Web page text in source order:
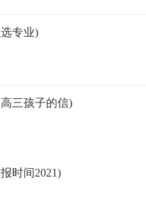
专业)
三孩子的信)
时间2021)